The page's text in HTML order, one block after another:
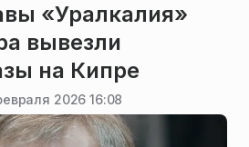
«Уралкалия»
вывезли
на Кипре
2026 16:08